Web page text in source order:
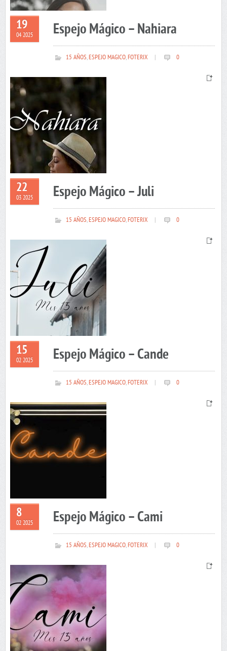
19
04 2025 Espejo Mágico – Nahiara
15 AÑOS,ESPEJO MAGICO,FOTERIX 0
22
03 2025 Espejo Mágico – Juli
15 AÑOS,ESPEJO MAGICO,FOTERIX 0
15
02 2025 Espejo Mágico – Cande
15 AÑOS,ESPEJO MAGICO,FOTERIX 0
8
02 2025 Espejo Mágico – Cami
15 AÑOS,ESPEJO MAGICO,FOTERIX 0